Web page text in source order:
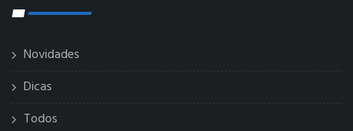
Novidades
Dicas
Todos